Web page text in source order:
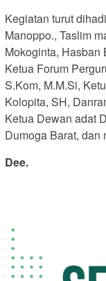
Kegiatan turut
Manoppo., Taslim
Mokoginta, Hasban
Ketua Forum
S.Kom, M.M.Si,
Kolopita, SH,
Ketua Dewan adat
Dumoga Barat, dan
Dee.